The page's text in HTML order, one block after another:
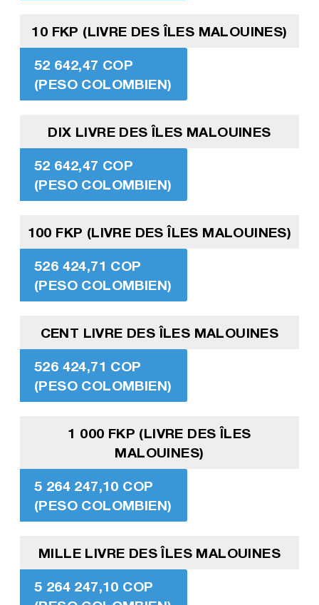
10 FKP (LIVRE DES ÎLES MALOUINES)
52 642,47 COP
(PESO COLOMBIEN)
DIX LIVRE DES ÎLES MALOUINES
52 642,47 COP
(PESO COLOMBIEN)
100 FKP (LIVRE DES ÎLES MALOUINES)
526 424,71 COP
(PESO COLOMBIEN)
CENT LIVRE DES ÎLES MALOUINES
526 424,71 COP
(PESO COLOMBIEN)
1 000 FKP (LIVRE DES ÎLES
MALOUINES)
5 264 247,10 COP
(PESO COLOMBIEN)
MILLE LIVRE DES ÎLES MALOUINES
5 264 247,10 COP